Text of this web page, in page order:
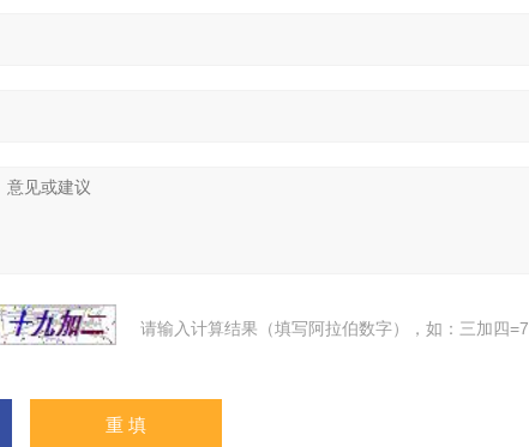
请输入计算结果（填写阿拉伯数字），如：三加四=7